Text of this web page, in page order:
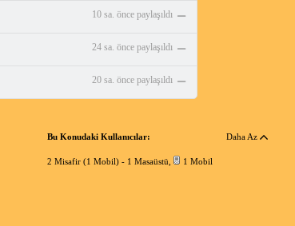
10 sa. önce paylaşıldı
24 sa. önce paylaşıldı
20 sa. önce paylaşıldı
Bu Konudaki Kullanıcılar: Daha Az
2 Misafir (1 Mobil) - 1 Masaüstü 1 Mobil